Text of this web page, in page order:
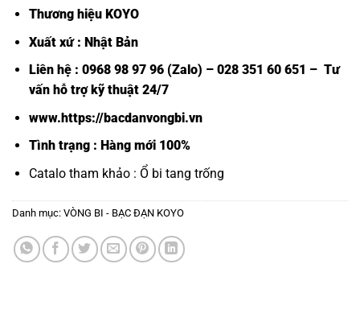
Thương hiệu KOYO
Xuất xứ : Nhật Bản
Liên hệ : 0968 98 97 96 (Zalo) – 028 351 60 651 – Tư
vấn hỗ trợ kỹ thuật 24/7
www.https://bacdanvongbi.vn
Tình trạng : Hàng mới 100%
Catalo tham khảo : Ổ bi tang trống
Danh mục: VÒNG BI - BẠC ĐẠN KOYO